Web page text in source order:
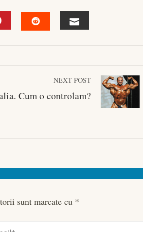
NEXT POST
Cum o controlam?
sunt marcate cu *